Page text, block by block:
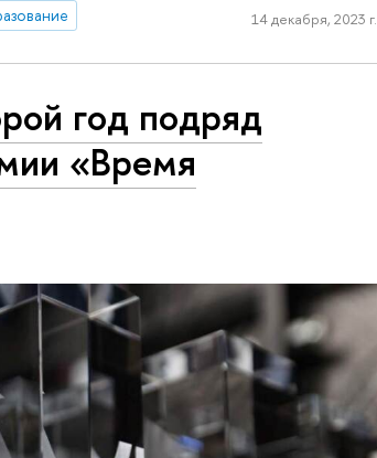
14 декабря, 2023 г.
год подряд
«Время